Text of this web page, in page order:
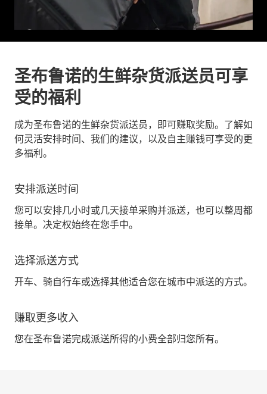
圣布鲁诺的生鲜杂货派送员可享
受的福利
成为圣布鲁诺的生鲜杂货派送员，即可赚取奖励。了解如
何灵活安排时间、我们的建议，以及自主赚钱可享受的更
多福利。
安排派送时间
您可以安排几小时或几天接单采购并派送，也可以整周都
接单。决定权始终在您手中。
选择派送方式
开车、骑自行车或选择其他适合您在城市中派送的方式。
赚取更多收入
您在圣布鲁诺完成派送所得的小费全部归您所有。